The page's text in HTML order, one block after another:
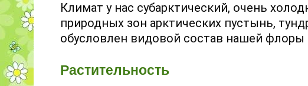
Климат у нас субарктический, очень
природных зон арктических пустынь,
обусловлен видовой состав нашей флоры
Растительность